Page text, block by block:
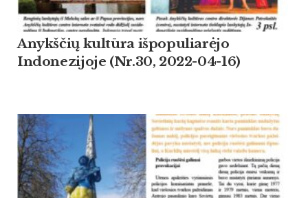
Anykščių kultūra išpopuliarėjo
Indonezijoje (Nr.30, 2022-04-16)